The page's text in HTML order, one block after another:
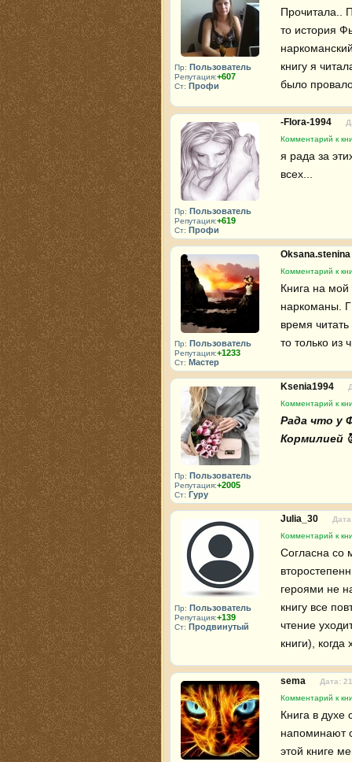
Пр: Пользователь
Репутация:+607
Ст: Профи
Прочитала..
то история
книгу я
было
Пр: Пользователь
Репутация:+619
Ст: Профи
-Flora-1994
Комментарий к
я рада за
всех...
Пр: Пользователь
Репутация:+1233
Ст: Мастер
Oksana.stenina
Комментарий к
Книга на мой
наркоманы.
время
то только из
Пр: Пользователь
Репутация:+2005
Ст: Гуру
Ksenia1994
Комментарий к
Рада что у
Кормилией
Пр: Пользователь
Репутация:+139
Ст: Продвинутый
Julia_30
Комментарий к
Согласна со
героями не
книгу все
чтение
книги), когда
sema
Дата:
Комментарий к
Книга в
напоминают
этой книге